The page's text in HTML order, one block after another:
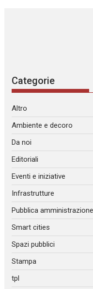
Categorie
Altro
Ambiente e decoro
Da noi
Editoriali
Eventi e iniziative
Infrastrutture
Pubblica amministrazione
Smart cities
Spazi pubblici
Stampa
tpl